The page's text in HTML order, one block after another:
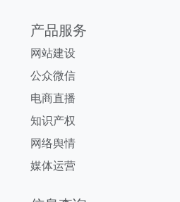
产品服务
网站建设
公众微信
电商直播
知识产权
网络舆情
媒体运营